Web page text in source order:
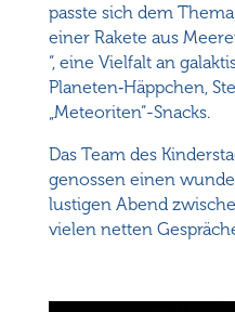
passte sich dem
einer Rakete aus
“, eine Vielfalt an
Planeten‑Häppchen,
„Meteoriten“-Snacks.
Das Team des
genossen einen
lustigen Abend
vielen netten